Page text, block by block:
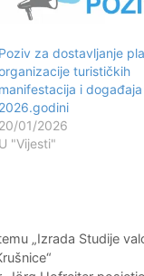
Poziv za dostavljanje
turističkih
manifestacija i događaja
2026.godini
20/01/2026
U "Vijesti"
„Izrada Studije